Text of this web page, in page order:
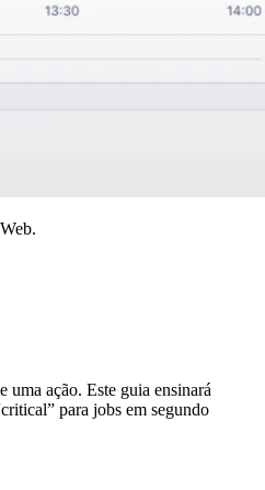
uma ação. Este guia ensinará
para jobs em segundo